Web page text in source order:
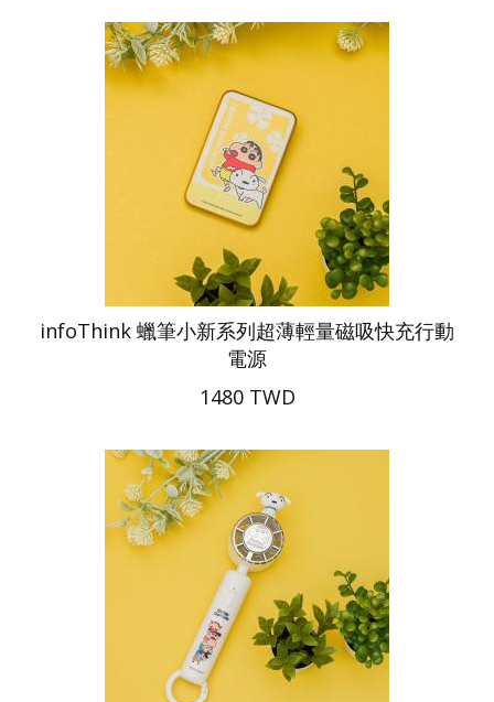
infoThink 蠟筆小新系列超薄輕量磁吸快充行動
電源
1480 TWD